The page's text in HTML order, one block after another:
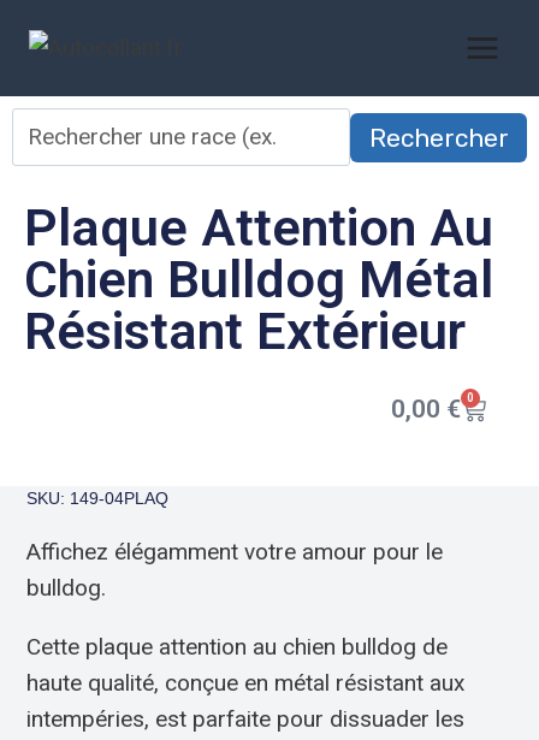
Rechercher
Plaque Attention Au
Chien Bulldog Métal
Résistant Extérieur
0,00 € 0
SKU: 149-04PLAQ
Affichez élégamment votre amour pour le
bulldog.
Cette plaque attention au chien bulldog de
haute qualité, conçue en métal résistant aux
intempéries, est parfaite pour dissuader les